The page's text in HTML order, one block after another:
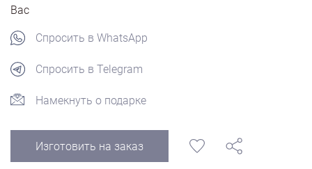
Вас
Спросить в WhatsApp
Спросить в Telegram
Намекнуть о подарке
Изготовить на заказ